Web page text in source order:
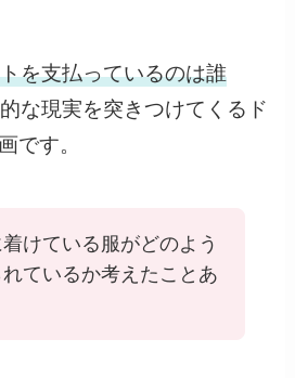
を支払っているのは誰
な現実を突きつけてくるド
です。
けている服がどのよう
ているか考えたことあ